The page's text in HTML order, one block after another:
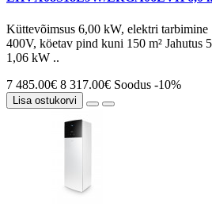
Küttevõimsus 6,00 kW, elektri
400V, köetav pind kuni 150 m² Jahutus
1,06 kW ..
7 485.00€ 8 317.00€ Soodus -10%
Lisa ostukorvi